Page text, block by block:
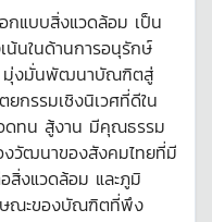
กแบบสิ่งแวดล้อม เป็น
น้นในด้านการอนุรักษ์
มุ่งมั่นพัฒนาบัณฑิตสู่
กรรมเชิงนิเวศที่ดีใน
ดทน สู้งาน มีคุณธรรม
งวัฒนาของสังคมไทยที่มี
สิ่งแวดล้อม และภูมิ
ณะของบัณฑิตที่พึง